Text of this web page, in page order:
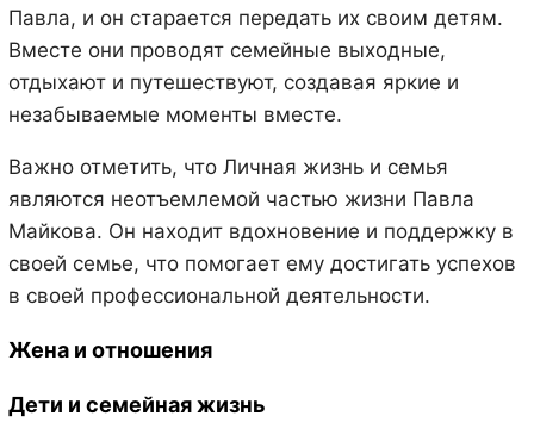
Павла, и он старается передать их своим детям.
Вместе они проводят семейные выходные,
отдыхают и путешествуют, создавая яркие и
незабываемые моменты вместе.
Важно отметить, что Личная жизнь и семья
являются неотъемлемой частью жизни Павла
Майкова. Он находит вдохновение и поддержку в
своей семье, что помогает ему достигать успехов
в своей профессиональной деятельности.
Жена и отношения
Дети и семейная жизнь